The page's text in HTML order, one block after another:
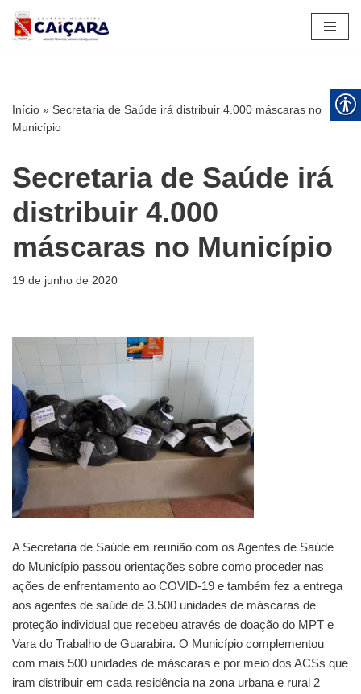
Pular
Início » Secretaria de Saúde irá distribuir 4.000 máscaras no
Município
Secretaria de Saúde irá
distribuir 4.000
máscaras no Município
19 de junho de 2020
A Secretaria de Saúde em reunião com os Agentes de Saúde
do Município passou orientações sobre como proceder nas
ações de enfrentamento ao COVID-19 e também fez a entrega
aos agentes de saúde de 3.500 unidades de máscaras de
proteção individual que recebeu através de doação do MPT e
Vara do Trabalho de Guarabira. O Município complementou
com mais 500 unidades de máscaras e por meio dos ACSs que
iram distribuir em cada residência na zona urbana e rural 2